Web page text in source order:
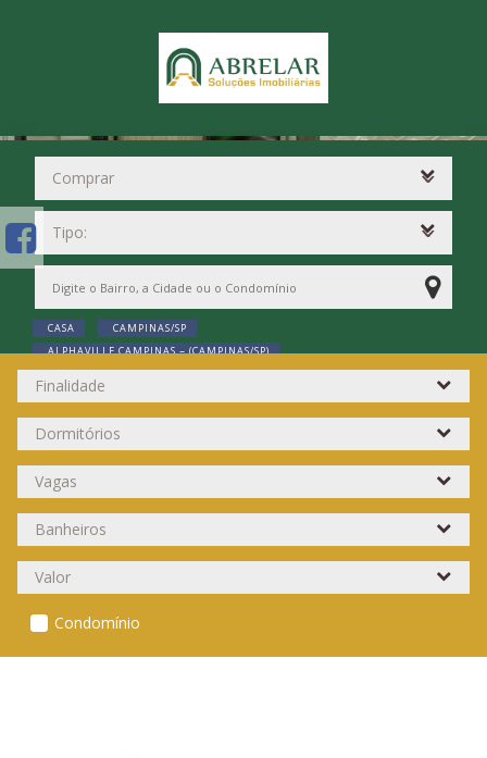
CASA
CAMPINAS/SP
ALPHAVILLE CAMPINAS ~ (CAMPINAS/SP)
Condomínio